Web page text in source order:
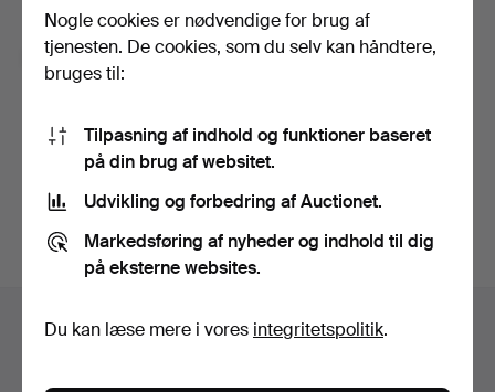
inspiration. Hvis du fortryder, kan du nemt framelde det igen.
Jeg er over 18 år og godkenderbrugervilkårene
købsbetingelser
Hjælp og kontaktoplysninger
Alle auktionshuse
Nogle cookies er nødvendige for brug af
tjenesten. De cookies, som du selv kan håndtere,
bruges til:
Tilpasning af indhold og funktioner baseret
på din brug af websitet.
Udvikling og forbedring af Auctionet.
Markedsføring af nyheder og indhold til dig
på eksterne websites.
Du kan læse mere i vores integritetspolitik.